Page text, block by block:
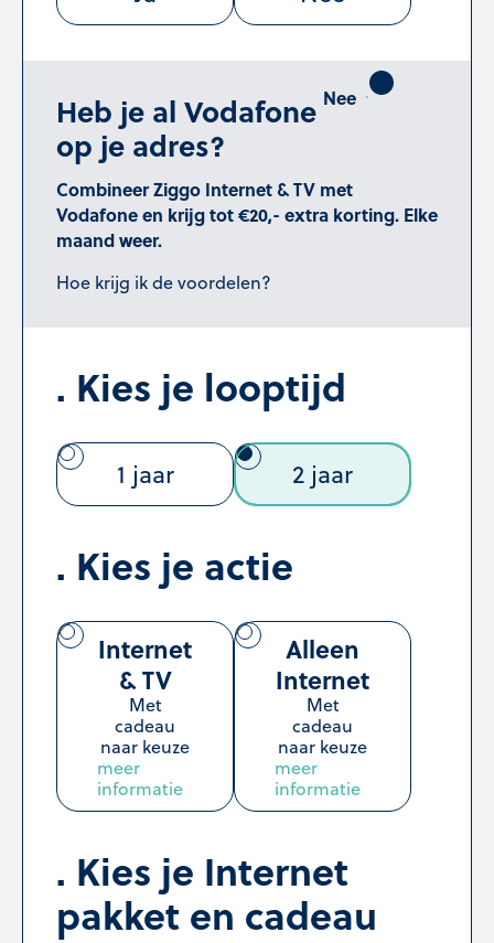
Heb je al Vodafone
op je adres?
Combineer Ziggo Internet & TV met
Vodafone en krijg tot €20,- extra korting. Elke
maand weer.
Hoe krijg ik de voordelen?
Kies je looptijd
1 jaar 2 jaar
Kies je actie
Internet
& TV
Met
cadeau
naar keuze
meer
informatie
Alleen
Internet
Met
cadeau
naar keuze
meer
informatie
Kies je Internet
pakket en cadeau